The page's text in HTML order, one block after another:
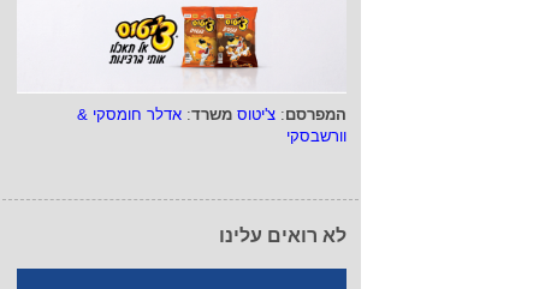
המפרסם: צ'יטוס משרד: אדלר חומסקי &
וורשבסקי
לא רואים עלינו